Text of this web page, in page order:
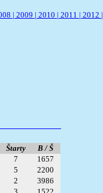
| 2009 | 2010 | 2011 | 2012 |
Štarty
B / Š
7
1657
5
2200
2
3986